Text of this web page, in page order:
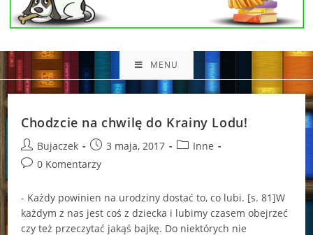
MENU
Chodzcie na chwilę do Krainy Lodu!
Post
author:
Bujaczek
Post
published:
3 maja, 2017
PostInne
Post0 Komentarzy
- Każdy powinien na urodziny dostać to, co lubi. [s. 81]W
każdym z nas jest coś z dziecka i lubimy czasem obejrzeć
czy też przeczytać jakąś bajkę. Do niektórych nie